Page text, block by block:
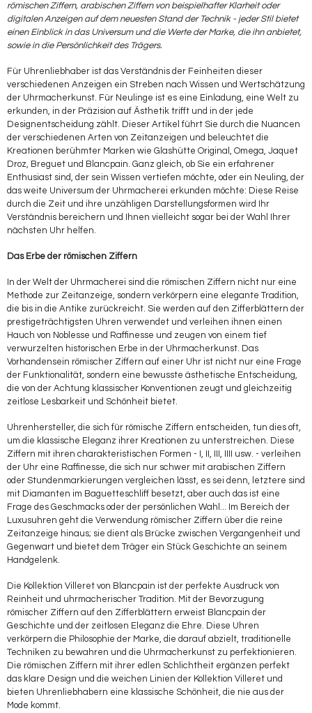
römischen Ziffern, arabischen Ziffern von beispielhafter Klarheit oder
digitalen Anzeigen auf dem neuesten Stand der Technik - jeder Stil bietet
einen Einblick in das Universum und die Werte der Marke, die ihn anbietet,
sowie in die Persönlichkeit des Trägers.
Für Uhrenliebhaber ist das Verständnis der Feinheiten dieser
verschiedenen Anzeigen ein Streben nach Wissen und Wertschätzung
der Uhrmacherkunst. Für Neulinge ist es eine Einladung, eine Welt zu
erkunden, in der Präzision auf Ästhetik trifft und in der jede
Designentscheidung zählt. Dieser Artikel führt Sie durch die Nuancen
der verschiedenen Arten von Zeitanzeigen und beleuchtet die
Kreationen berühmter Marken wie Glashütte Original, Omega, Jaquet
Droz, Breguet und Blancpain. Ganz gleich, ob Sie ein erfahrener
Enthusiast sind, der sein Wissen vertiefen möchte, oder ein Neuling, der
das weite Universum der Uhrmacherei erkunden möchte: Diese Reise
durch die Zeit und ihre unzähligen Darstellungsformen wird Ihr
Verständnis bereichern und Ihnen vielleicht sogar bei der Wahl Ihrer
nächsten Uhr helfen.
Das Erbe der römischen Ziffern
In der Welt der Uhrmacherei sind die römischen Ziffern nicht nur eine
Methode zur Zeitanzeige, sondern verkörpern eine elegante Tradition,
die bis in die Antike zurückreicht. Sie werden auf den Zifferblättern der
prestigeträchtigsten Uhren verwendet und verleihen ihnen einen
Hauch von Noblesse und Raffinesse und zeugen von einem tief
verwurzelten historischen Erbe in der Uhrmacherkunst. Das
Vorhandensein römischer Ziffern auf einer Uhr ist nicht nur eine Frage
der Funktionalität, sondern eine bewusste ästhetische Entscheidung,
die von der Achtung klassischer Konventionen zeugt und gleichzeitig
zeitlose Lesbarkeit und Schönheit bietet.
Uhrenhersteller, die sich für römische Ziffern entscheiden, tun dies oft,
um die klassische Eleganz ihrer Kreationen zu unterstreichen. Diese
Ziffern mit ihren charakteristischen Formen - I, II, III, IIII usw. - verleihen
der Uhr eine Raffinesse, die sich nur schwer mit arabischen Ziffern
oder Stundenmarkierungen vergleichen lässt, es sei denn, letztere sind
mit Diamanten im Baguetteschliff besetzt, aber auch das ist eine
Frage des Geschmacks oder der persönlichen Wahl... Im Bereich der
Luxusuhren geht die Verwendung römischer Ziffern über die reine
Zeitanzeige hinaus; sie dient als Brücke zwischen Vergangenheit und
Gegenwart und bietet dem Träger ein Stück Geschichte an seinem
Handgelenk.
Die Kollektion Villeret von Blancpain ist der perfekte Ausdruck von
Reinheit und uhrmacherischer Tradition. Mit der Bevorzugung
römischer Ziffern auf den Zifferblättern erweist Blancpain der
Geschichte und der zeitlosen Eleganz die Ehre. Diese Uhren
verkörpern die Philosophie der Marke, die darauf abzielt, traditionelle
Techniken zu bewahren und die Uhrmacherkunst zu perfektionieren.
Die römischen Ziffern mit ihrer edlen Schlichtheit ergänzen perfekt
das klare Design und die weichen Linien der Kollektion Villeret und
bieten Uhrenliebhabern eine klassische Schönheit, die nie aus der
Mode kommt.